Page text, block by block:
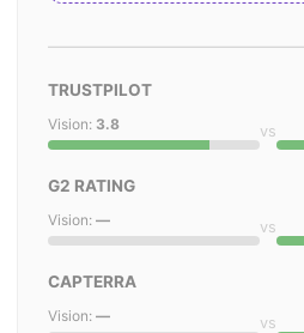
TRUSTPILOT
Vision: 3.8 vs
G2 RATING
Vision: — vs
CAPTERRA
Vision: — vs